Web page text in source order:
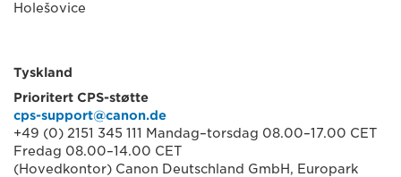
Holešovice
Tyskland
Prioritert CPS-støtte
cps-support@canon.de
+49 (0) 2151 345 111 Mandag–torsdag 08.00–17.00 CET
Fredag 08.00–14.00 CET
(Hovedkontor) Canon Deutschland GmbH, Europark